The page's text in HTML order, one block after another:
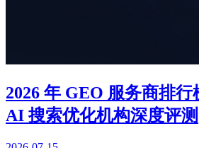
2026 年 GEO 服务商排行
AI 搜索优化机构深度评测